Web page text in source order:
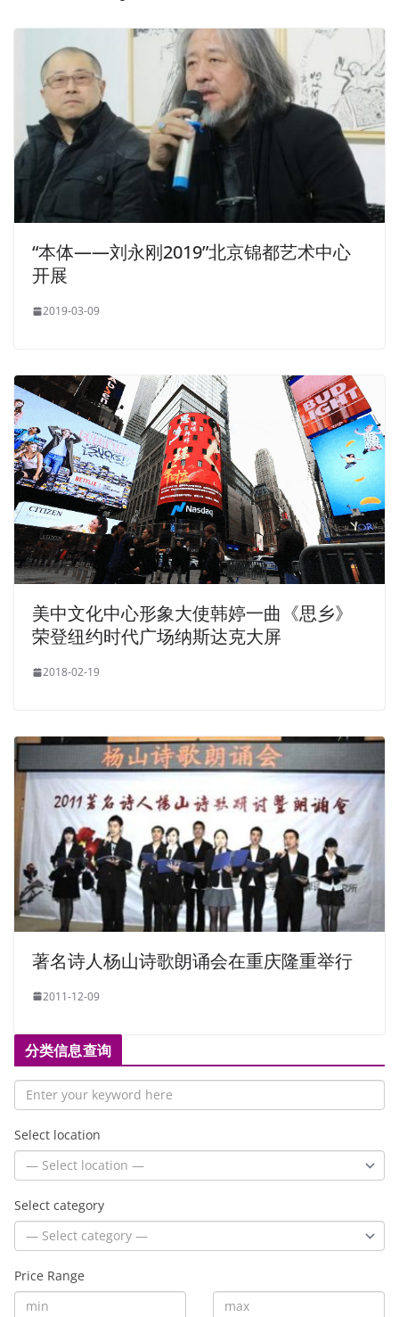
“本体——刘永刚2019”北京锦都艺术中心
开展
2019-03-09
美中文化中心形象大使韩婷一曲《思乡》
荣登纽约时代广场纳斯达克大屏
2018-02-19
著名诗人杨山诗歌朗诵会在重庆隆重举行
2011-12-09
分类信息查询
Select location
Select category
Price Range